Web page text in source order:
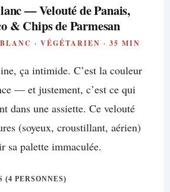
— Velouté de Panais,
& Chips de Parmesan
· VÉGÉTARIEN · 35 MIN
ça intimide. C’est la couleur
— et justement, c’est ce qui
dans une assiette. Ce velouté
(soyeux, croustillant, aérien)
sa palette immaculée.
(4 PERSONNES)